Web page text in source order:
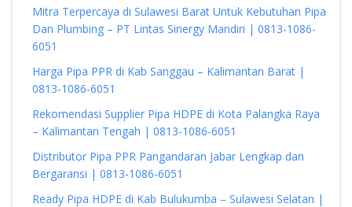
Mitra Terpercaya di Sulawesi Barat Untuk Kebutuhan Pipa
Dan Plumbing – PT Lintas Sinergy Mandiri | 0813-1086-
6051
Harga Pipa PPR di Kab Sanggau – Kalimantan Barat |
0813-1086-6051
Rekomendasi Supplier Pipa HDPE di Kota Palangka Raya
– Kalimantan Tengah | 0813-1086-6051
Distributor Pipa PPR Pangandaran Jabar Lengkap dan
Bergaransi | 0813-1086-6051
Ready Pipa HDPE di Kab Bulukumba – Sulawesi Selatan |